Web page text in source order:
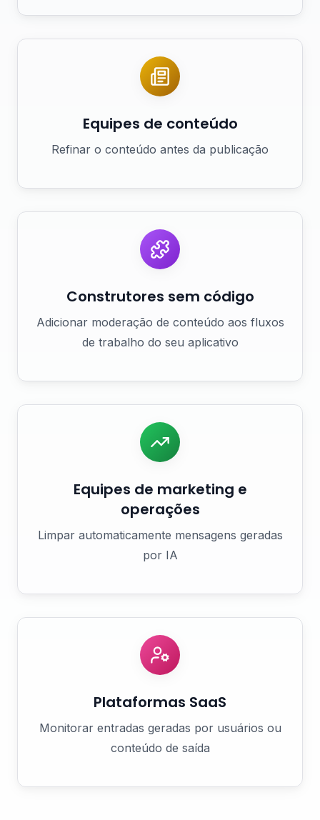
Equipes de conteúdo
Refinar o conteúdo antes da publicação
Construtores sem código
Adicionar moderação de conteúdo aos fluxos
de trabalho do seu aplicativo
Equipes de marketing e
operações
Limpar automaticamente mensagens geradas
por IA
Plataformas SaaS
Monitorar entradas geradas por usuários ou
conteúdo de saída